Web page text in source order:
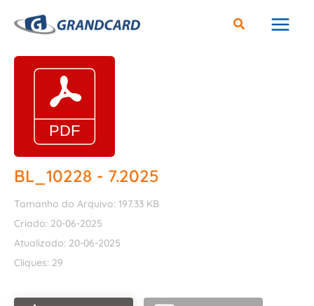
para
BL_10228 - 7.2025
Tamanho do Arquivo: 197.33 KB
Criado: 20-06-2025
Atualizado: 20-06-2025
Cliques: 29